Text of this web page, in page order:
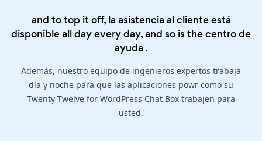
and to top it off, la asistencia al cliente está
disponible all day every day, and so is thecentro de
ayuda .
Además, nuestro equipo de ingenieros expertos trabaja
día y noche para que las aplicaciones powr como su
Twenty Twelve for WordPress Chat Box trabajen para
usted.